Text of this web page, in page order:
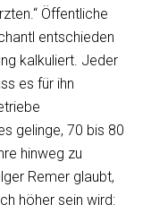
Öffentliche
entschieden
kalkuliert. Jeder
es für ihn
gelinge, 70 bis 80
hinweg zu
Remer glaubt,
höher sein wird: